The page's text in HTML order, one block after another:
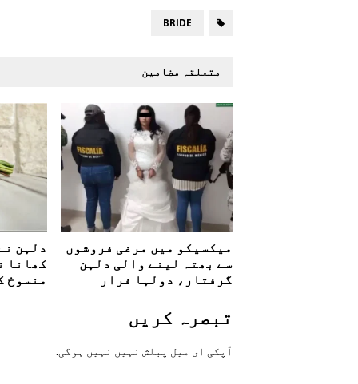
BRIDE
متعلقہ مضامین
میکسیکو میں مرغی فروشوں
سے بھتہ لینے والی دلہن
گرفتار، دولہا فرار
دلہن
کھانا
منسوخ
تبصرہ کريں
آپکی ای ميل پبلش نہيں نہيں ہوگی.